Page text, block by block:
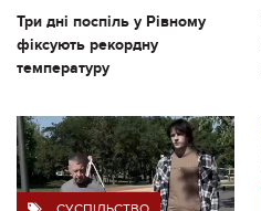
Три дні поспіль у Рівному
фіксують рекордну
температуру